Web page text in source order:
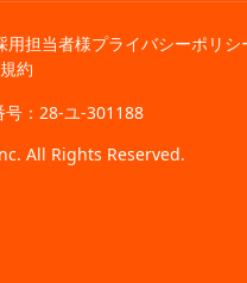
用担当者様プライバシーポリシ
約
号：28-ユ-301188
All Rights Reserved.